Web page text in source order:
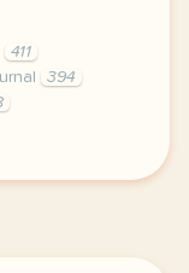
411
394
d un trou noir